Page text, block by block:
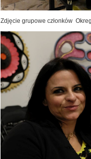
Zdjęcie grupowe członków